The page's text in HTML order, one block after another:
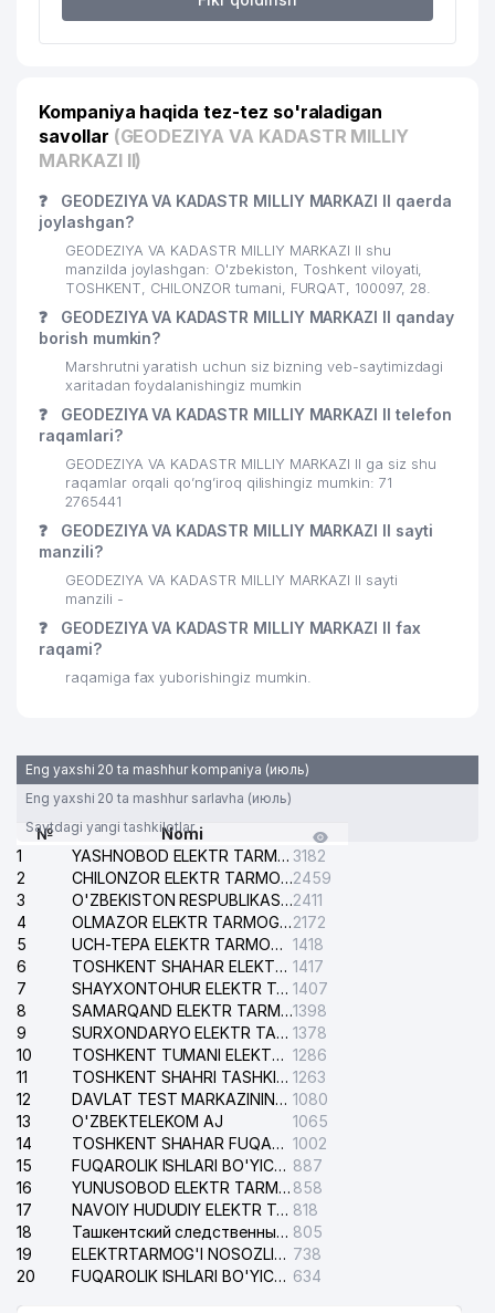
Kompaniya haqida tez-tez so'raladigan
savollar (GEODEZIYA VA KADASTR MILLIY
MARKAZI II)
❓
GEODEZIYA VA KADASTR MILLIY MARKAZI II qaerda
joylashgan?
GEODEZIYA VA KADASTR MILLIY MARKAZI II shu
manzilda joylashgan: O'zbekiston, Toshkent viloyati,
TOSHKENT, CHILONZOR tumani, FURQAT, 100097, 28.
❓
GEODEZIYA VA KADASTR MILLIY MARKAZI II qanday
borish mumkin?
Marshrutni yaratish uchun siz bizning veb-saytimizdagi
xaritadan foydalanishingiz mumkin
❓
GEODEZIYA VA KADASTR MILLIY MARKAZI II telefon
raqamlari?
GEODEZIYA VA KADASTR MILLIY MARKAZI II ga siz shu
raqamlar orqali qo’ng’iroq qilishingiz mumkin: 71
2765441
❓
GEODEZIYA VA KADASTR MILLIY MARKAZI II sayti
manzili?
GEODEZIYA VA KADASTR MILLIY MARKAZI II sayti
manzili -
❓
GEODEZIYA VA KADASTR MILLIY MARKAZI II fax
raqami?
raqamiga fax yuborishingiz mumkin.
Eng yaxshi 20 ta mashhur kompaniya (июль)
Eng yaxshi 20 ta mashhur sarlavha (июль)
Saytdagi yangi tashkilotlar
№
Nomi
1
YASHNOBOD ELEKTR TARMOG'I NOSOZLIKLARI XIZMATI 3182
2
CHILONZOR ELEKTR TARMOG'I NOSOZLIK XIZMATI2459
3
O'ZBEKISTON RESPUBLIKASI BOSH PROKURATURASI ISHONCH TELEFONI2411
4
OLMAZOR ELEKTR TARMOG'I NOSOZLIKLARI XIZMATI2172
5
UCH-TEPA ELEKTR TARMOG'I NOSOZLIKLARI XIZMATI 1418
6
TOSHKENT SHAHAR ELEKTR TARMOQLARI KORXONASI AJ 1417
7
SHAYXONTOHUR ELEKTR TARMOG'I NOSOZLIKLARINI TUZATISH XIZMATI 1407
8
SAMARQAND ELEKTR TARMOQLARI AJ1398
9
SURXONDARYO ELEKTR TARMOQLARI AJ 1378
10
TOSHKENT TUMANI ELEKTR TARMOG'I AVARIYA XIZMATI 1286
11
TOSHKENT SHAHRI TASHKILOT TELEFONLARI HAQIDA MA'LUMOT BYUROSI 1263
12
DAVLAT TEST MARKAZINING ISHONCH TELEFONLARI 1080
13
O'ZBEKTELEKOM AJ
1065
14
TOSHKENT SHAHAR FUQAROLIK ISHLARI BO'YICHA SUDI 1002
15
FUQAROLIK ISHLARI BO'YICHA YAKKASAROY TUMANLARARO SUDI 887
16
YUNUSOBOD ELEKTR TARMOG'I NOSOZLIKLARI XIZMATI 858
17
NAVOIY HUDUDIY ELEKTR TARMOQLARI KORXONASI AJ 818
18
Ташкентский следственный изолятор 805
19
ELEKTRTARMOG'I NOSOZLIKLARINI TO'ZATISH SERGELI XIZMATI 738
20
FUQAROLIK ISHLARI BO'YICHA UCH-TEPA TUMANI SUDI 634